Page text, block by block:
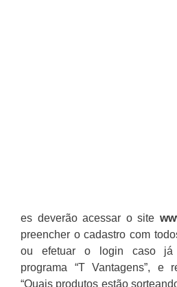
es deverão acessar o site
preencher o cadastro com
ou efetuar o login caso já
programa “T Vantagens”, e
“Quais produtos estão